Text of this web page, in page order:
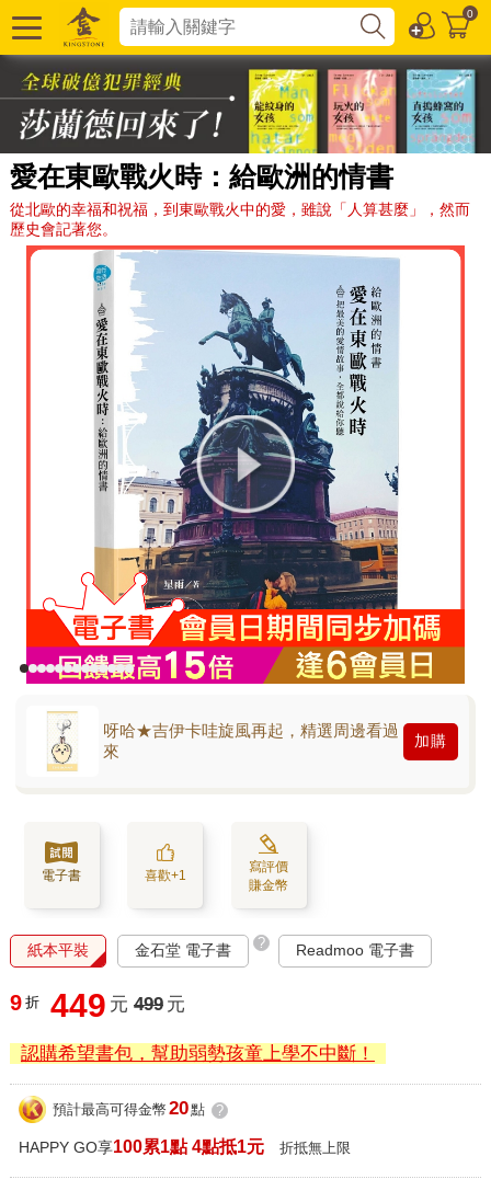
0
愛在東歐戰火時：給歐洲的情書
從北歐的幸福和祝福，到東歐戰火中的愛，雖說「人算甚麼」，然而
歷史會記著您。
呀哈★吉伊卡哇旋風再起，精選周邊看過
來
加購
電子書 喜歡+1
寫評價
賺金幣
紙本平裝 金石堂 電子書 ? Readmoo 電子書
9 折 449 元 499 元
認購希望書包，幫助弱勢孩童上學不中斷！
預計最高可得金幣 20點 ?
HAPPY GO享100累1點 4點抵1元 折抵無上限